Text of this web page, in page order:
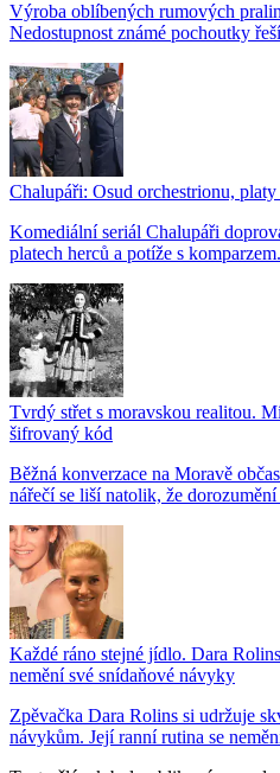
Výroba oblíbených rumových
Nedostupnost známé pochoutky
Chalupáři: Osud orchestrionu,
Komediální seriál Chalupáři
platech herců a potíže s
Tvrdý střet s moravskou realitou.
šifrovaný kód
Běžná konverzace na Moravě
nářečí se liší natolik, že
Každé ráno stejné jídlo. Dara
nemění své snídaňové návyky
Zpěvačka Dara Rolins si udržuje
návykům. Její ranní rutina se